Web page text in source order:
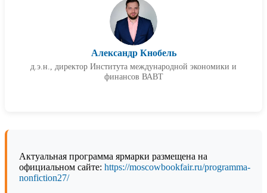
Александр Кнобель
д.э.н., директор Института международной экономики и
финансов ВАВТ
Актуальная программа ярмарки размещена на
официальном сайте: https://moscowbookfair.ru/programma-
nonfiction27/